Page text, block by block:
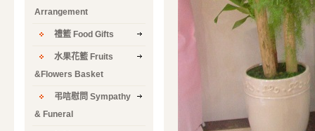
Arrangement
禮籃 Food Gifts
水果花籃 Fruits
&Flowers Basket
弔唁慰問 Sympathy
& Funeral